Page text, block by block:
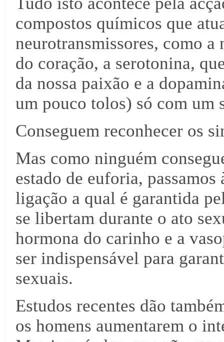
compostos químicos que
neurotransmissores, como
do coração, a serotonina,
da nossa paixão e a
um pouco tolos) só com um
Conseguem reconhecer os
Mas como ninguém
estado de euforia,
ligação a qual é garantida
se libertam durante o ato
hormona do carinho e a
ser indispensável para
sexuais.
Estudos recentes dão
os homens aumentarem o